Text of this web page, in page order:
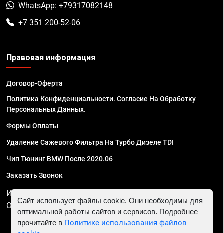
WhatsApp: +79317082148
+7 351 200-52-06
Правовая информация
Договор-Оферта
Политика Конфиденциальности. Согласие На Обработку
Персональных Данных.
Формы Оплаты
Удаление Сажевого Фильтра На Турбо Дизеле TDI
Чип Тюнинг BMW После 2020.06
Заказать Звонок
ИП Смирнов Георгий Павлович. ИНН 781302555843,
ОГРНИП 324470400032610
Сайт использует файлы cookie. Они необходимы для
оптимальной работы сайтов и сервисов. Подробнее
прочитайте в Политике использования файлов